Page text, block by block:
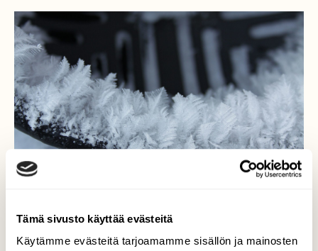
Tämä sivusto käyttää evästeitä
Käytämme evästeitä tarjoamamme sisällön ja mainosten